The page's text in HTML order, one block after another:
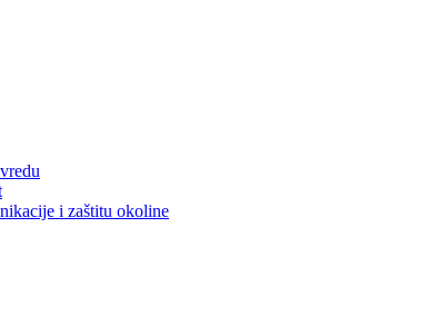
i zaštitu okoline